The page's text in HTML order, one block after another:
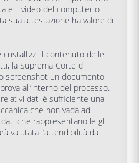
e il video del computer o
sua attestazione ha valore di
il contenuto delle
la Suprema Corte di
screenshot un documento
all’interno del processo.
dati è sufficiente una
che non vada ad
che rappresentano le gli
valutata l’attendibilità da